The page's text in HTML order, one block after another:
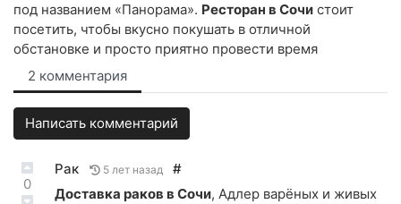
под названием «Панорама». Ресторан в Сочи стоит
посетить, чтобы вкусно покушать в отличной
обстановке и просто приятно провести время
2 комментария
Написать комментарий
0
Рак 5 лет назад
#
Доставка раков в Сочи, Адлер варёных и живых